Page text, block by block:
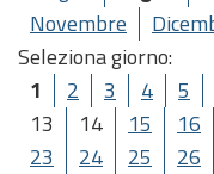
Novembre
Seleziona giorno:
1
2 3 4 5
13
14 15 16
23
24 25 26